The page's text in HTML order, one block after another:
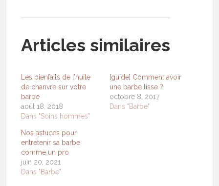
Articles similaires
Les bienfaits de l’huile
de chanvre sur votre
barbe
août 18, 2018
Dans "Soins hommes"
[guide] Comment avoir
une barbe lisse ?
octobre 8, 2017
Dans "Barbe"
Nos astuces pour
entretenir sa barbe
comme un pro
juin 20, 2021
Dans "Barbe"